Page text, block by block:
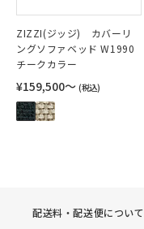
ZIZZI(ジッジ) カバーリ
ングソファベッド W1990
チークカラー
¥159,500〜 (税込)
配送料・配送便について